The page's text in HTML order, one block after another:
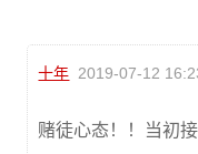
十年 2019-07-12
赌徒心态！！当初